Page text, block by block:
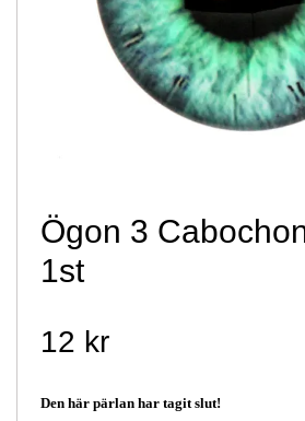
Ögon 3
1st
12 kr
Den här pärlan har tagit slut!